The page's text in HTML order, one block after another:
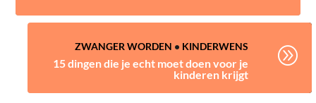
ZWANGER WORDEN • KINDERWENS
15 dingen die je echt moet doen voor je
kinderen krijgt
A